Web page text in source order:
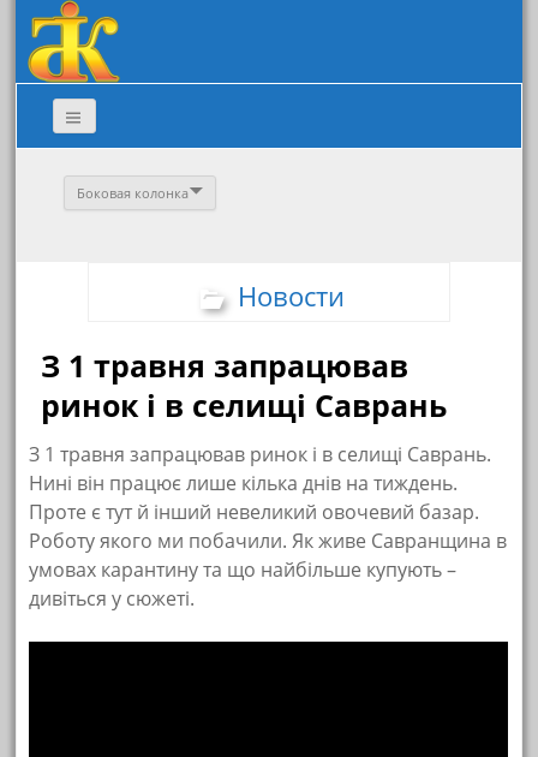
Боковая колонка
Новости
З 1 травня запрацював
ринок і в селищі Саврань
З 1 травня запрацював ринок і в селищі Саврань.
Нині він працює лише кілька днів на тиждень.
Проте є тут й інший невеликий овочевий базар.
Роботу якого ми побачили. Як живе Савранщина в
умовах карантину та що найбільше купують –
дивіться у сюжеті.